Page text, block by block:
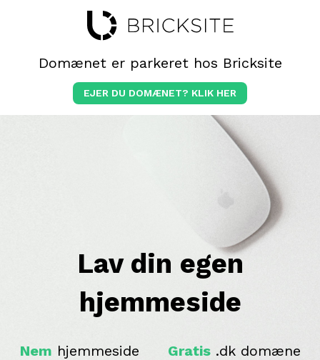
Domænet er parkeret hos Bricksite
EJER DU DOMÆNET? KLIK HER
Lav din egen
hjemmeside
Nem hjemmeside Gratis.dk domæne